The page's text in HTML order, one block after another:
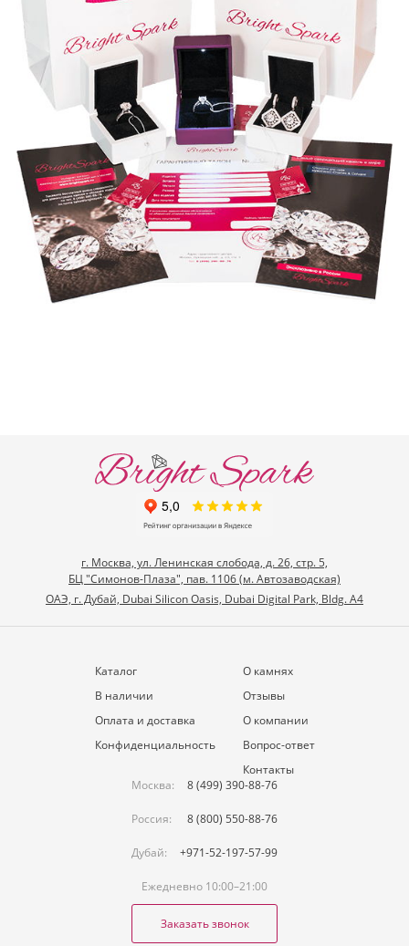
г. Москва, ул. Ленинская слобода, д. 26, стр. 5,
БЦ "Симонов-Плаза", пав. 1106 (м. Автозаводская)
ОАЭ, г. Дубай, Dubai Silicon Oasis, Dubai Digital Park, Bldg. A4
Каталог
В наличии
Оплата и доставка
Конфиденциальность
О камнях
Отзывы
О компании
Вопрос-ответ
Контакты
Москва:
8 (499) 390-88-76
Россия: 8 (800) 550-88-76
Дубай: +971-52-197-57-99
Ежедневно 10:00–21:00
Заказать звонок